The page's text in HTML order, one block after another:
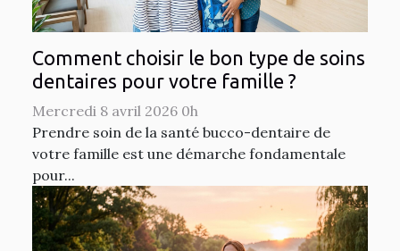
Comment choisir le bon type de soins
dentaires pour votre famille ?
Mercredi 8 avril 2026 0h
Prendre soin de la santé bucco-dentaire de
votre famille est une démarche fondamentale
pour...